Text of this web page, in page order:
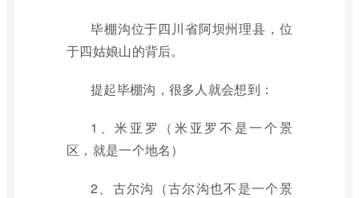
毕棚沟位于四川省阿坝州理县，位
于四姑娘山的背后。
提起毕棚沟，很多人就会想到：
1、米亚罗（米亚罗不是一个景
区，就是一个地名）
2、古尔沟（古尔沟也不是一个景